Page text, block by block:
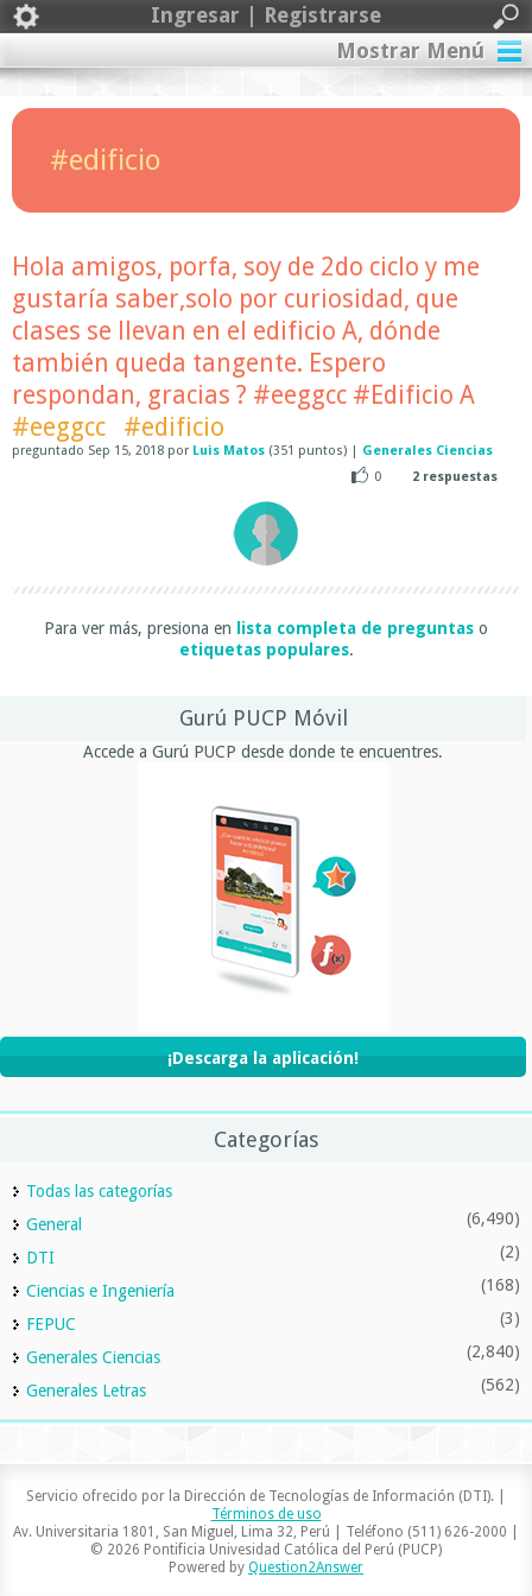
Ingresar | Registrarse
Mostrar Menú
#edificio
Hola amigos, porfa, soy de 2do ciclo y me
gustaría saber,solo por curiosidad, que
clases se llevan en el edificio A, dónde
también queda tangente. Espero
respondan, gracias ? #eeggcc #Edificio A
#eeggcc
#edificio
preguntado Sep 15, 2018 por Luis Matos (351 puntos) | Generales Ciencias
0
2 respuestas
Para ver más, presiona en lista completa de preguntas o
etiquetas populares.
Gurú PUCP Móvil
Accede a Gurú PUCP desde donde te encuentres.
¡Descarga la aplicación!
Categorías
Todas las categorías
General
(6,490)
DTI (2)
Ciencias e Ingeniería (168)
FEPUC (3)
Generales Ciencias (2,840)
Generales Letras (562)
Servicio ofrecido por la Dirección de Tecnologías de Información (DTI). |
Términos de uso
Av. Universitaria 1801, San Miguel, Lima 32, Perú | Teléfono (511) 626-2000 |
© 2026 Pontificia Univesidad Católica del Perú (PUCP)
Powered by Question2Answer